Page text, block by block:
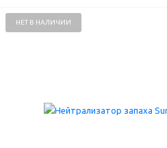
НЕТ В НАЛИЧИИ